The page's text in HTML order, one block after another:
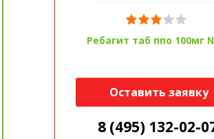
Ребагит таб ппо 100мг
Оставить заявку
8 (495) 132-02-